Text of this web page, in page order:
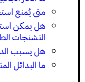
متى يُمنع
هل يمكن
التشنجات
هل يسبب
ما البدائل